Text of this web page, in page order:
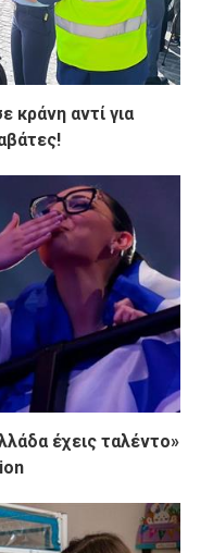
κράνη αντί για
έχεις ταλέντο»